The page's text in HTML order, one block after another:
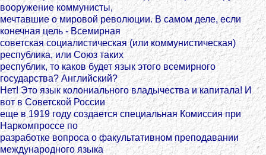
вооружение коммунисты,
мечтавшие о мировой революции. В самом деле, если
конечная цель - Всемирная
советская социалистическая (или коммунистическая)
республика, или Союз таких
республик, то каков будет язык этого всемирного
государства? Английский?
Нет! Это язык колониального владычества и капитала! И
вот в Советской России
еще в 1919 году создается специальная Комиссия при
Наркомпроссе по
разработке вопроса о факультативном преподавании
международного языка